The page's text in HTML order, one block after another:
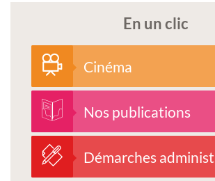
En un clic
Cinéma
Nos publications
Démarches